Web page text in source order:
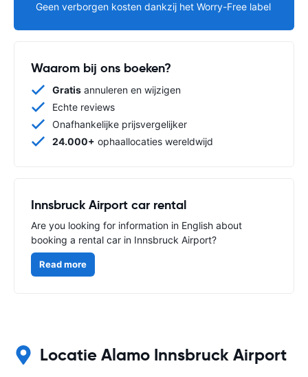
Geen verborgen kosten dankzij het Worry-Free label
Waarom bij ons boeken?
Gratis annuleren en wijzigen
Echte reviews
Onafhankelijke prijsvergelijker
24.000+ ophaallocaties wereldwijd
Innsbruck Airport car rental
Are you looking for information in English about
booking a rental car in Innsbruck Airport?
Read more
Locatie Alamo Innsbruck Airport